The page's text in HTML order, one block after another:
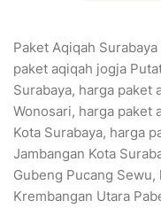
Paket Aqiqah
paket aqiqah jogja
Surabaya, harga paket
Wonosari, harga paket
Kota Surabaya, harga
Jambangan Kota
Gubeng Pucang
Krembangan Utara